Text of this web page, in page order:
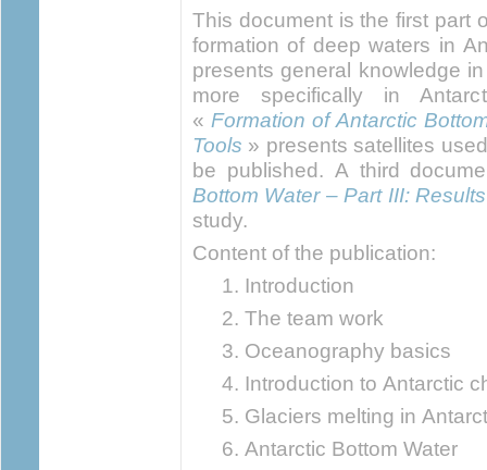
This document is the first part
formation of deep waters in
presents general knowledge
more specifically in
« Formation of Antarctic
Tools » presents satellites
be published. A third
Bottom Water – Part III: Results
study.
Content of the publication:
Introduction
The team work
Oceanography basics
Introduction to Antarctic
Glaciers melting in
Antarctic Bottom Water